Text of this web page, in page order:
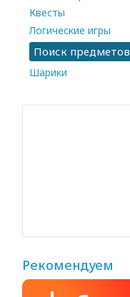
Квесты
Логические игры
Поиск предметов
Шарики
Рекомендуем